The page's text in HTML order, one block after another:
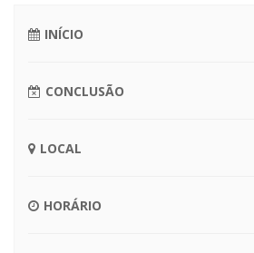
INÍCIO
CONCLUSÃO
LOCAL
HORÁRIO